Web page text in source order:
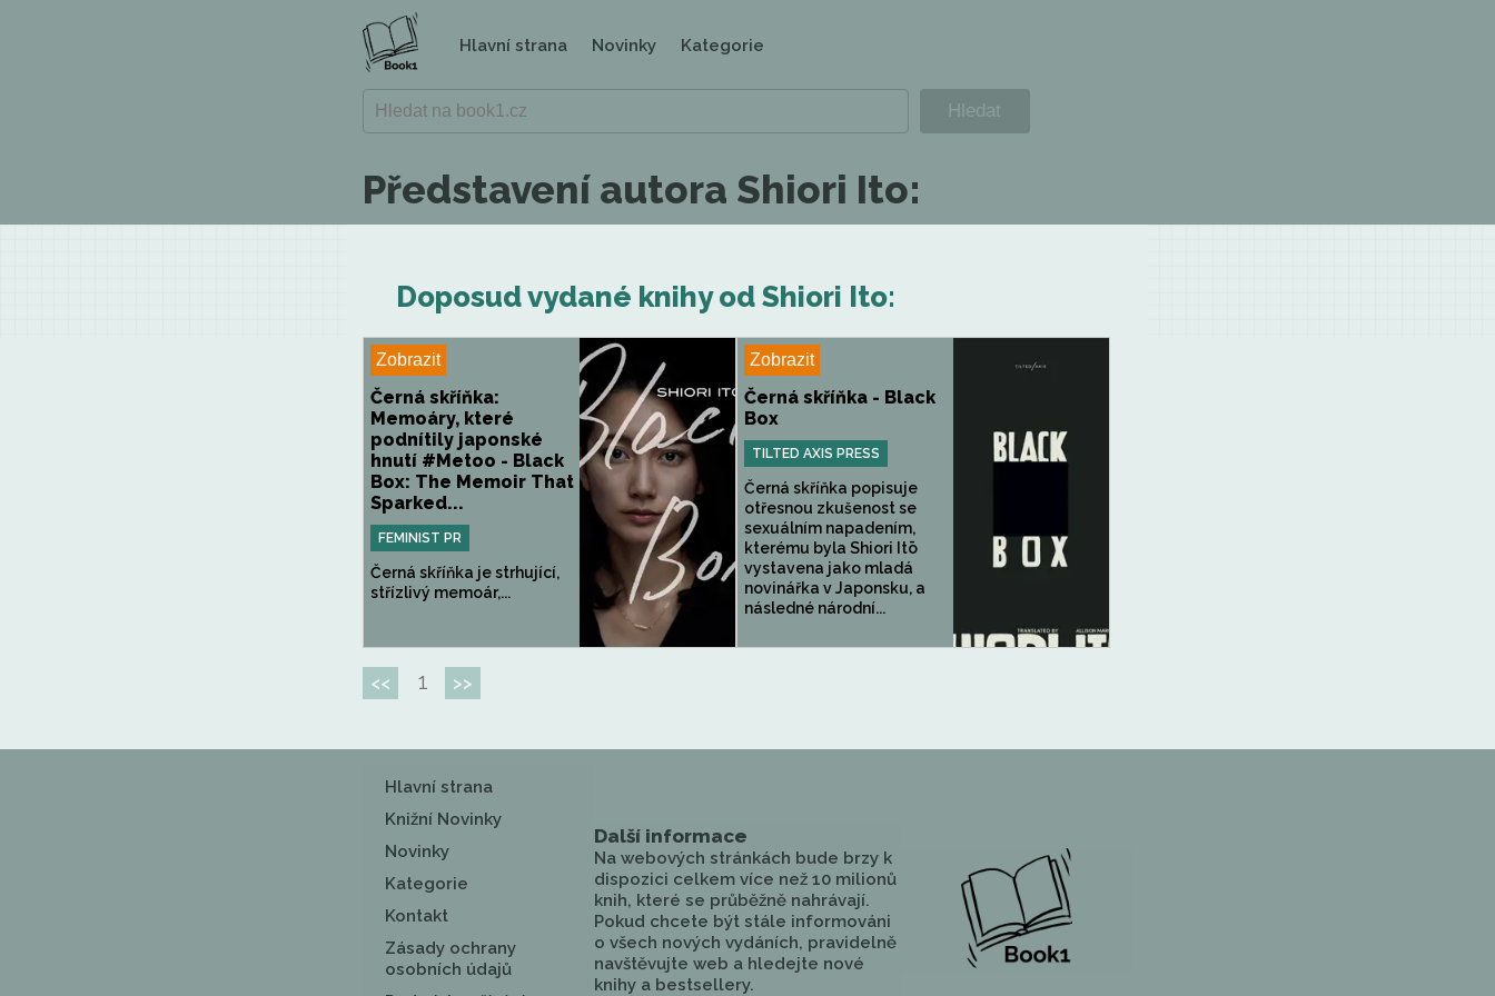
Hlavní strana Novinky Kategorie
Představení autora Shiori Ito:
Doposud vydané knihy od Shiori Ito:
Zobrazit
Černá skříňka:
Memoáry, které
podnítily japonské
hnutí #Metoo - Black
Box: The Memoir That
Sparked...
FEMINIST PR
Černá skříňka je strhující,
střízlivý memoár,...
Zobrazit
Černá skříňka - Black
Box
TILTED AXIS PRESS
Černá skříňka popisuje
otřesnou zkušenost se
sexuálním napadením,
kterému byla Shiori Itō
vystavena jako mladá
novinářka v Japonsku, a
následné národní...
<< 1 >>
Hlavní strana
Knižní Novinky
Novinky
Kategorie
Kontakt
Zásady ochrany
osobních údajů
Další informace
Na webových stránkách bude brzy k
dispozici celkem více než 10 milionů
knih, které se průběžně nahrávají.
Pokud chcete být stále informováni
o všech nových vydáních, pravidelně
navštěvujte web a hledejte nové
knihy a bestsellery.